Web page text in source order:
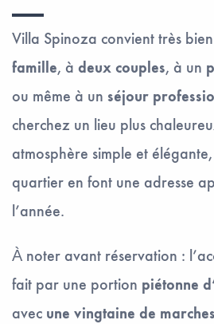
Villa Spinoza convient très
famille, à deux couples, à un
ou même à un séjour
cherchez un lieu plus
atmosphère simple et
quartier en font une adresse
l’année.
À noter avant réservation :
fait par une portion piétonne
avec une vingtaine de marches